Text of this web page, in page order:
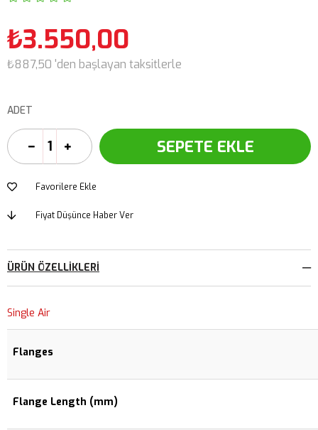
₺3.550,00
₺887,50 'den başlayan taksitlerle
ADET
Favorilere Ekle
Fiyat Düşünce Haber Ver
ÜRÜN ÖZELLIKLERI
Single Air
Flanges
Flange Length (mm)